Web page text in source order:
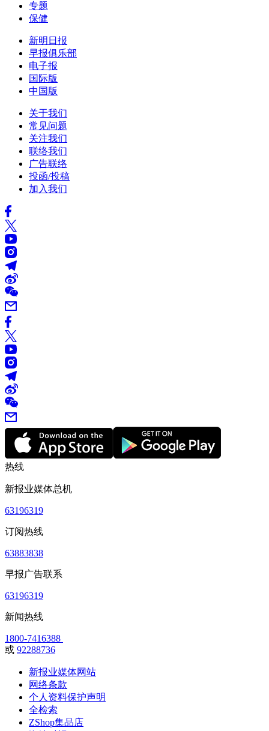
专题
保健
新明日报
早报俱乐部
电子报
国际版
中国版
关于我们
常见问题
关注我们
联络我们
广告联络
投函/投稿
加入我们
热线
新报业媒体总机
63196319
订阅热线
63883838
早报广告联系
63196319
新闻热线
1800-7416388
或 92288736
新报业媒体网站
网络条款
个人资料保护声明
全检索
ZShop集品店